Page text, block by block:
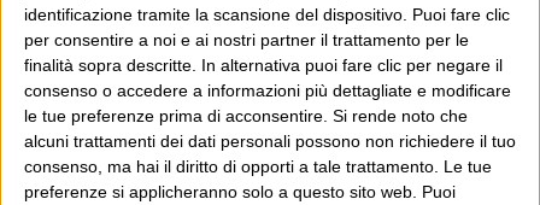
identificazione tramite la scansione del dispositivo. Puoi fare clic
per consentire a noi e ai nostri partner il trattamento per le
finalità sopra descritte. In alternativa puoi fare clic per negare il
consenso o accedere a informazioni più dettagliate e modificare
le tue preferenze prima di acconsentire. Si rende noto che
alcuni trattamenti dei dati personali possono non richiedere il tuo
consenso, ma hai il diritto di opporti a tale trattamento. Le tue
preferenze si applicheranno solo a questo sito web. Puoi